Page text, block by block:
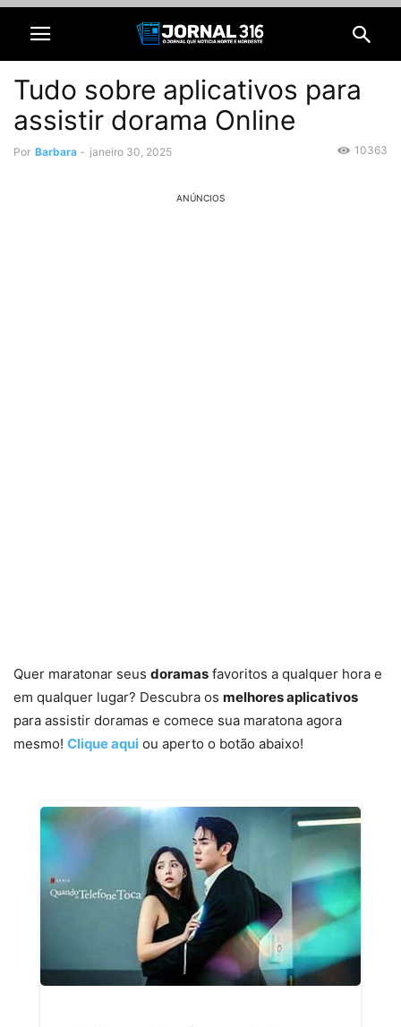
Tudo sobre aplicativos para
assistir dorama Online
Por Barbara - janeiro 30, 2025 10363
ANÚNCIOS
Quer maratonar seus doramas favoritos a qualquer hora e
em qualquer lugar? Descubra os melhores aplicativos
para assistir doramas e comece sua maratona agora
mesmo! Clique aqui ou aperto o botão abaixo!